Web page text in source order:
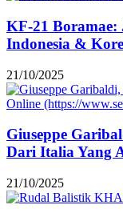
KF-21 Boramae:
Indonesia &
21/10/2025
Giuseppe
Dari Italia Yang
21/10/2025